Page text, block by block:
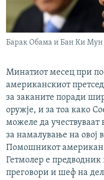
РСЕ веб страници
Барак Обама и Бан Ки Мун
Минатиот месец при
американскиот
за заканите поради
оружје, и за тоа како
можеле да учествуваат
за намалување на овој
Помошникот
Гетмолер е
преговори и шеф на